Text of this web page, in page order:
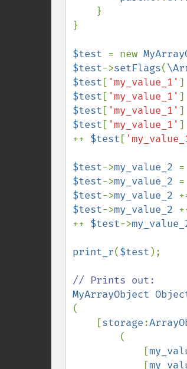
}
$test = new
$test->setFlags(
$test [ 'my_value_1' ]
$test [ 'my_value_1' ]
$test [ 'my_value_1' ]
$test [ 'my_value_1' ]
++ $test [
$test->my_value_2 =
$test->my_value_2 =
$test->my_value_2
$test->my_value_2
++ $test->
print_r($test );
(
    [
storage:
            [
[